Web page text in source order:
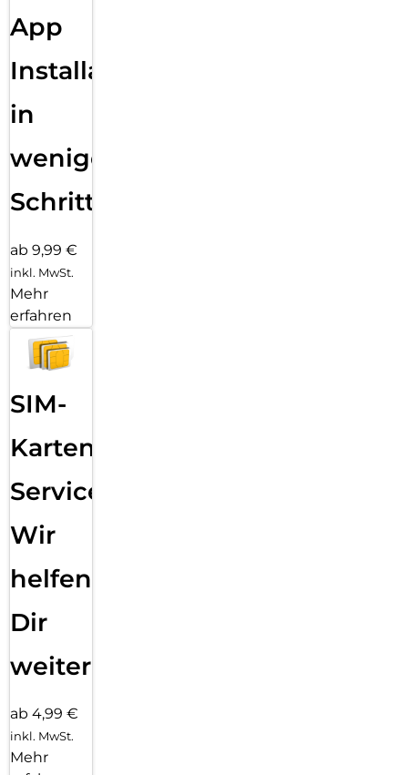
App
Installation
in
wenigen
Schritten
ab 9,99 €
inkl. MwSt.
Mehr
erfahren
SIM-
Karten
Service:
Wir
helfen
Dir
weiter
ab 4,99 €
inkl. MwSt.
Mehr